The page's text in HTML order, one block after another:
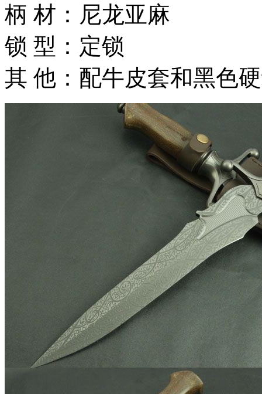
柄 材：尼龙亚麻
锁 型：定锁
其 他：配牛皮套和黑色